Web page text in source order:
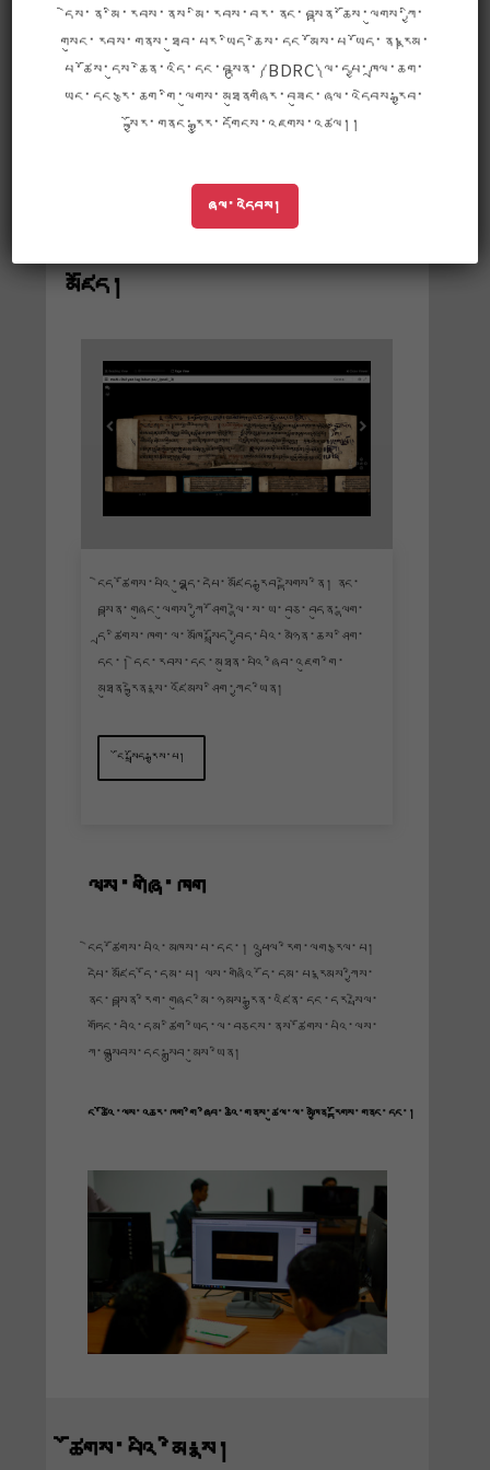
མཛོད།
ངེད་ཚོགས་པའི་བུདྡྷ་དཔེ་མཛོད་རྒྱབ་སྟེགས་ནི། ནང་
བསྟན་གཞུང་ལུགས་ཀྱི་ཤོག་ལྷེ་ས་ཡ་བཅུ་བདུན་ལྷག་
དྲ་ཚིགས་ཁག་ལ་མཁོ་སྤྲོད་བྱེད་པའི་མཉེན་ཆས་ཤིག་
དང་། དེང་རབས་དང་མཐུན་པའི་ཞིབ་འཇུག་གི་
མཐུན་རྐྱེན་སྣ་འཛོམས་ཤིག་ཀྱང་ཡིན།
ངོ་སྤྲོད་རྒྱས་པ།
ལས་གཞི་ཁག
ངེད་ཚོགས་པའི་མཁས་པ་དང་། འཕྲུལ་རིག་ལག་རྩལ་པ།
དཔེ་མཛོད་དོ་དམ་པ། ལས་གཞིའི་དོ་དམ་པ་རྣམས་ཀྱིས་
ནང་བསྟན་རིག་གཞུང་མི་ཉམས་རྒྱུན་འཛིན་དང་དར་སྤེལ་
གཏོང་བའི་དམ་ཚིག་ཡིད་ལ་བཅངས་ནས་ཚོགས་པའི་ལས་
ཀ་བསྒྲུབས་དང་སྒྲུབ་མུས་ཡིན།
ང་ཚོའི་ལས་འཆར་ཁག་གི་ཞིབ་ཆའི་གནས་ཚུལ་ལ་མཁྱེན་རྟོགས་གནང་དང་།
ཚོགས་པའི་མི་སྣ།
དེས་ན་མི་རབས་ནས་མི་རབས་བར་ནང་བསྟན་ཆོས་ལུགས་ཀྱི་
གསུང་རབས་གནས་ཐུབ་པར་ཡིད་ཆེས་དང་མོས་པ་ཡོད་ན།རྣམ་
པ་ཚོས་དུས་ཆེན་འདི་དང་བསྟུན་༼BDRC༽ལ་དཔྱ་ཁྲལ་ཆག་
ཡང་དང་རྩ་ཆག་གི་ལུགས་མཐུནགཞིར་བཟུང་ཞལ་འདེབས་རྒྱབ་
སྐྱོར་གནང་རྒྱུར་དགོངས་འཇགས་འཚལ།།
ཞལ་འདེབས།